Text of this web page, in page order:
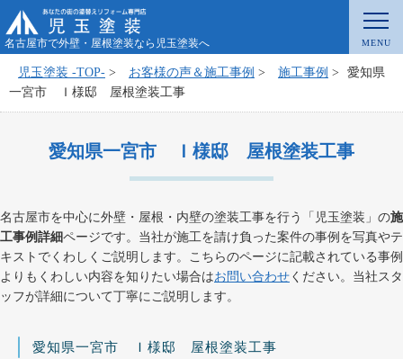
名古屋市で外壁・屋根塗装なら児玉塗装へ
児玉塗装 -TOP- > お客様の声＆施工事例 > 施工事例 >
愛知県
一宮市 Ｉ様邸 屋根塗装工事
愛知県一宮市 Ｉ様邸 屋根塗装工事
名古屋市を中心に外壁・屋根・内壁の塗装工事を行う「児玉塗装」の施
工事例詳細ページです。当社が施工を請け負った案件の事例を写真やテ
キストでくわしくご説明します。こちらのページに記載されている事例
よりもくわしい内容を知りたい場合はお問い合わせ ください。当社スタ
ッフが詳細について丁寧にご説明します。
愛知県一宮市 Ｉ様邸 屋根塗装工事